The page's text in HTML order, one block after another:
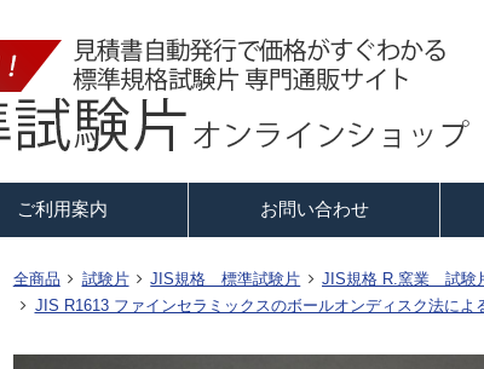
ご利用案内 お問い合わせ
全商品 試験片 JIS規格 標準試験片 JIS規格 R.窯業 試験
JIS R1613 ファインセラミックスのボールオンディスク法によ